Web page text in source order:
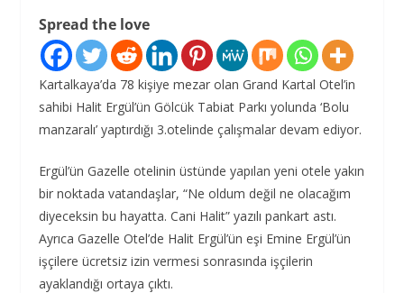
Spread the love
Kartalkaya’da 78 kişiye mezar olan Grand Kartal Otel’in
sahibi Halit Ergül’ün Gölcük Tabiat Parkı yolunda ‘Bolu
manzaralı’ yaptırdığı 3.otelinde çalışmalar devam ediyor.
Ergül’ün Gazelle otelinin üstünde yapılan yeni otele yakın
bir noktada vatandaşlar, “Ne oldum değil ne olacağım
diyeceksin bu hayatta. Cani Halit” yazılı pankart astı.
Ayrıca Gazelle Otel’de Halit Ergül’ün eşi Emine Ergül’ün
işçilere ücretsiz izin vermesi sonrasında işçilerin
ayaklandığı ortaya çıktı.